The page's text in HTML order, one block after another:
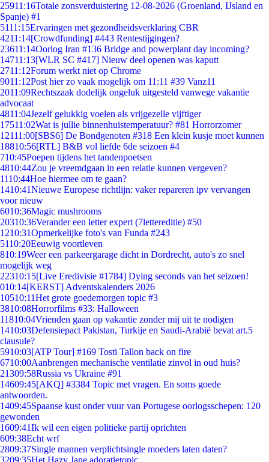
25911:16Totale zonsverduistering 12-08-2026 (Groenland, IJsland en
Spanje) #1
5111:15Ervaringen met gezondheidsverklaring CBR
4211:14[Crowdfunding] #443 Rentestijgingen?
23611:14Oorlog Iran #136 Bridge and powerplant day incoming?
14711:13[WLR SC #417] Nieuw deel openen was kaputt
2711:12Forum werkt niet op Chrome
9011:12Post hier zo vaak mogelijk om 11:11 #39 Vanz11
2011:09Rechtszaak dodelijk ongeluk uitgesteld vanwege vakantie
advocaat
4811:04Jezelf gelukkig voelen als vrijgezelle vijftiger
17511:02Wat is jullie binnenhuistemperatuur? #81 Horrorzomer
12111:00[SBS6] De Bondgenoten #318 Een klein kusje moet kunnen
18810:56[RTL] B&B vol liefde 6de seizoen #4
710:45Poepen tijdens het tandenpoetsen
4810:44Zou je vreemdgaan in een relatie kunnen vergeven?
1110:44Hoe hiermee om te gaan?
1410:41Nieuwe Europese richtlijn: vaker repareren ipv vervangen
voor nieuw
6010:36Magic mushrooms
20310:36Verander een letter expert (7lettereditie) #50
1210:31Opmerkelijke foto's van Funda #243
5110:20Eeuwig voortleven
810:19Weer een parkeergarage dicht in Dordrecht, auto's zo snel
mogelijk weg
22310:15[Live Eredivisie #1784] Dying seconds van het seizoen!
010:14[KERST] Adventskalenders 2026
10510:11Het grote goedemorgen topic #3
3810:08Horrorfilms #33: Halloween
11810:04Vrienden gaan op vakantie zonder mij uit te nodigen
1410:03Defensiepact Pakistan, Turkije en Saudi-Arabië bevat art.5
clausule?
5910:03[ATP Tour] #169 Tosti Tallon back on fire
6710:00Aanbrengen mechanische ventilatie zinvol in oud huis?
21309:58Russia vs Ukraine #91
14609:45[AKQ] #3384 Topic met vragen. En soms goede
antwoorden.
1409:45Spaanse kust onder vuur van Portugese oorlogsschepen: 120
gewonden
1609:41Ik wil een eigen politieke partij oprichten
609:38Echt wrf
2809:37Single mannen verplichtsingle moeders laten daten?
3209:35Het Hazy Jane adoratietopic